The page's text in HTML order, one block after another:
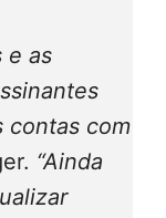
e as
contas com
“Ainda